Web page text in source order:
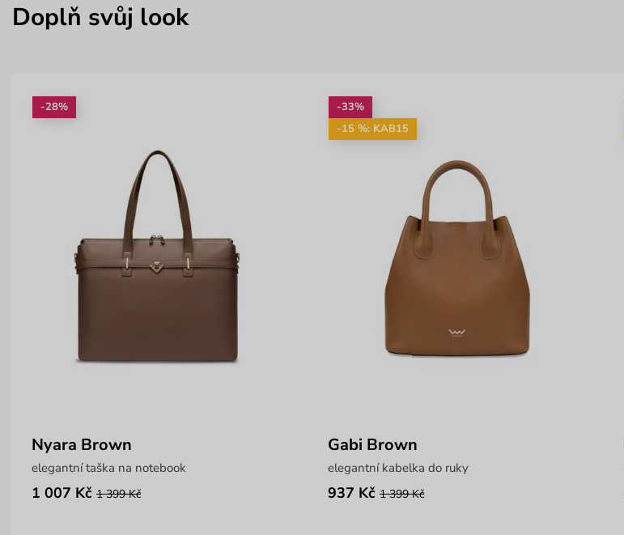
Doplň svůj look
-28%
Nyara Brown
elegantní taška na notebook
1 007 Kč 1 399 Kč
-33%
-15 %: KAB15
Gabi Brown
elegantní kabelka do ruky
937 Kč 1 399 Kč